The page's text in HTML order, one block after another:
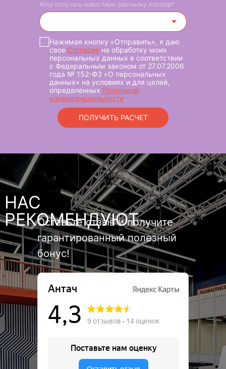
Хочу получать новостную рассылку Ancomp*
Нажимая кнопку «Отправить», я даю
свое Cогласие на обработку моих
персональных данных в соответствии
с Федеральным законом от 27.07.2006
года № 152-ФЗ «О персональных
данных» на условиях и для целей,
определенных Политикой
конфиденциальности.
ПОЛУЧИТЬ РАСЧЕТ
Оставьте отзыв и получите
гарантированный полезный
бонус!
НАС
РЕКОМЕНДУЮТ